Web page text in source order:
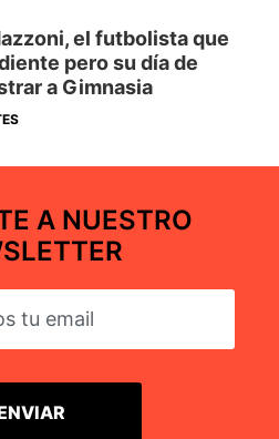
el futbolista que
pero su día de
a Gimnasia
A NUESTRO